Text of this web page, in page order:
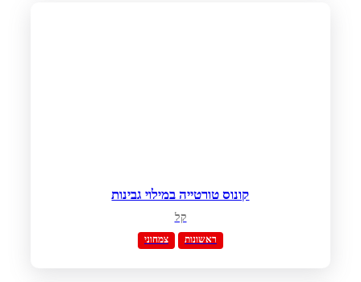
קונוס טורטייה במילוי גבינות
קל
צמחוני ראשונות